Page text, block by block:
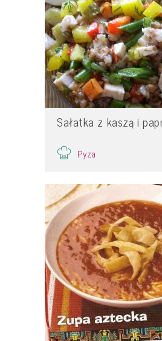
Sałatka z kaszą i
Pyza